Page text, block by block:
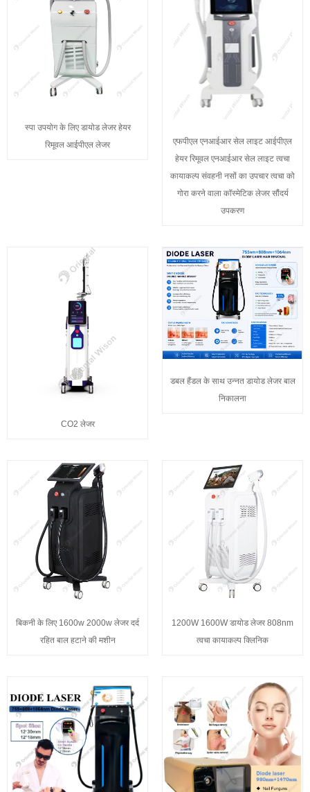
स्पा उपयोग के लिए डायोड लेजर हेयर
रिमूवल आईपीएल लेजर
एफपीएल एनआईआर सेल लाइट आईपीएल
हेयर रिमूवल एनआईआर सेल लाइट त्वचा
कायाकल्प संवहनी नसों का उपचार त्वचा को
गोरा करने वाला कॉस्मेटिक लेजर सौंदर्य
उपकरण
CO2 लेजर
डबल हैंडल के साथ उन्नत डायोड लेजर बाल
निकालना
बिकनी के लिए 1600w 2000w लेजर दर्द
रहित बाल हटाने की मशीन
1200W 1600W डायोड लेजर 808nm
त्वचा कायाकल्प क्लिनिक